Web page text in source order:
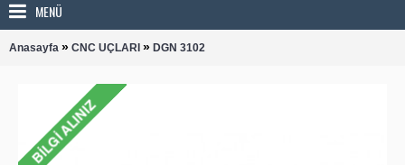
MENÜ
Anasayfa » CNC UÇLARI » DGN 3102